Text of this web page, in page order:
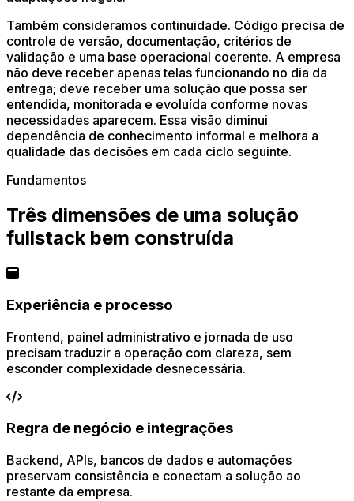
Também consideramos continuidade. Código precisa de
controle de versão, documentação, critérios de
validação e uma base operacional coerente. A empresa
não deve receber apenas telas funcionando no dia da
entrega; deve receber uma solução que possa ser
entendida, monitorada e evoluída conforme novas
necessidades aparecem. Essa visão diminui
dependência de conhecimento informal e melhora a
qualidade das decisões em cada ciclo seguinte.
Fundamentos
Três dimensões de uma solução
fullstack bem construída
Experiência e processo
Frontend, painel administrativo e jornada de uso
precisam traduzir a operação com clareza, sem
esconder complexidade desnecessária.
Regra de negócio e integrações
Backend, APIs, bancos de dados e automações
preservam consistência e conectam a solução ao
restante da empresa.